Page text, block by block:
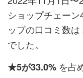
ショップチェー
ップの口コミ数は
でした。
★5が33.0% を占